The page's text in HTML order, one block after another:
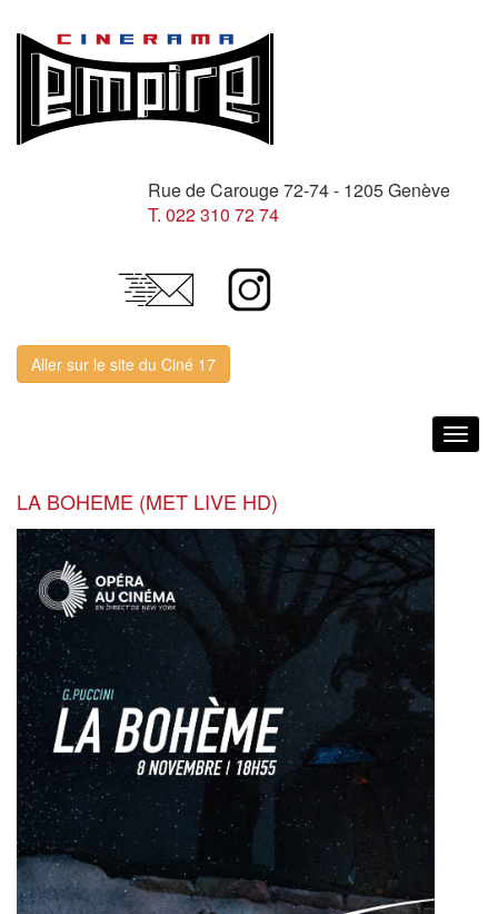
Rue de Carouge 72-74 - 1205 Genève
T. 022 310 72 74
Aller sur le site du Ciné 17
LA BOHEME (MET LIVE HD)